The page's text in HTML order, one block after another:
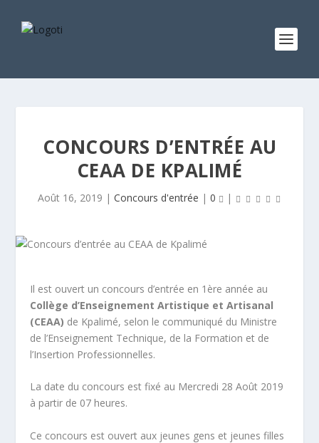
CONCOURS D’ENTRÉE AU
CEAA DE KPALIMÉ
Août 16, 2019 | Concours d'entrée | 0 |
Il est ouvert un concours d’entrée en 1ère année au
Collège d’Enseignement Artistique et Artisanal
(CEAA) de Kpalimé, selon le communiqué du Ministre
de l’Enseignement Technique, de la Formation et de
l’Insertion Professionnelles.
La date du concours est fixé au Mercredi 28 Août 2019
à partir de 07 heures.
Ce concours est ouvert aux jeunes gens et jeunes filles